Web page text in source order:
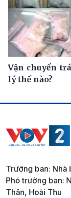
Vận chuyển
lý thế nào?
Trưởng ban: Nhà
Phó trưởng ban:
Thân, Hoài Thu